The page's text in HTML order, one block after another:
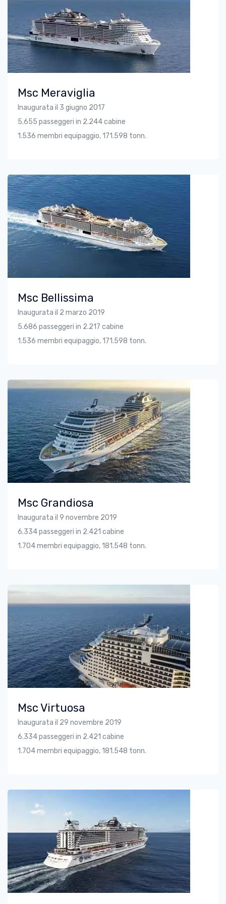
Msc Meraviglia
Inaugurata il 3 giugno 2017
5.655 passeggeri in 2.244 cabine
1.536 membri equipaggio, 171.598 tonn.
Msc Bellissima
Inaugurata il 2 marzo 2019
5.686 passeggeri in 2.217 cabine
1.536 membri equipaggio, 171.598 tonn.
Msc Grandiosa
Inaugurata il 9 novembre 2019
6.334 passeggeri in 2.421 cabine
1.704 membri equipaggio, 181.548 tonn.
Msc Virtuosa
Inaugurata il 29 novembre 2019
6.334 passeggeri in 2.421 cabine
1.704 membri equipaggio, 181.548 tonn.